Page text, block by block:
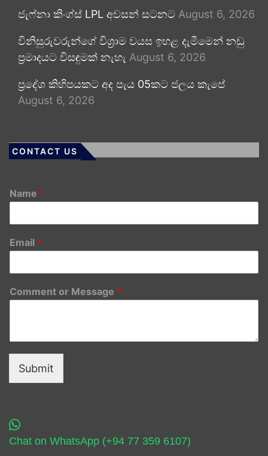
ජැෆ්නා කිංග්ස් LPL අවසන් සටනට August 6, 2026
විනිසුරුවරුන්ගේ විශ්‍රාම වයස ඉහළ දැමීමෙන් නඩු
ප්‍රමාදයට විසඳුමක් නැහැ August 6, 2026
ප්‍රදේශ කිහිපයකට අද පැය 05කට ජලය කැපේ
August 6, 2026
CONTACT US
Name *
Email *
Comment or Message *
Submit
Chat on WhatsApp (+94 77 359 6107)